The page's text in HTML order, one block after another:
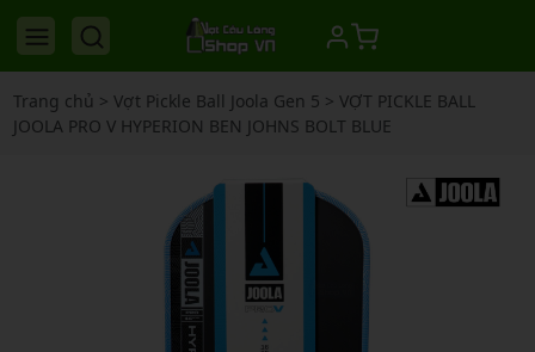
Trang chủ > Vợt Pickle Ball Joola Gen 5 > VỢT PICKLE BALL
JOOLA PRO V HYPERION BEN JOHNS BOLT BLUE